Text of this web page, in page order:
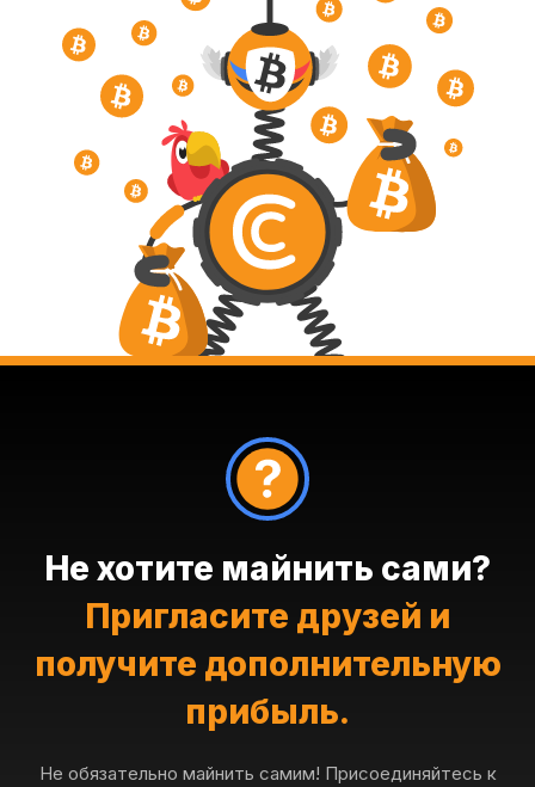
Не хотите майнить сами?
Пригласите друзей и
получите дополнительную
прибыль.
Не обязательно майнить самим! Присоединяйтесь к